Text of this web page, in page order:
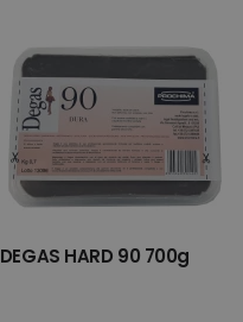
DEGAS HARD 90 700g